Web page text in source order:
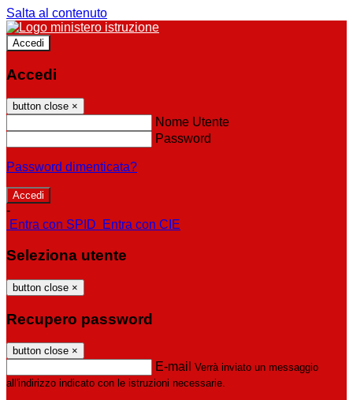
Salta al contenuto
Accedi
Accedi
button close ×
Nome Utente
Password
Password dimenticata?
-
Entra con SPID
Entra con CIE
Seleziona utente
button close ×
Recupero password
button close ×
E-mail Verrà inviato un messaggio
all'indirizzo indicato con le istruzioni necessarie.